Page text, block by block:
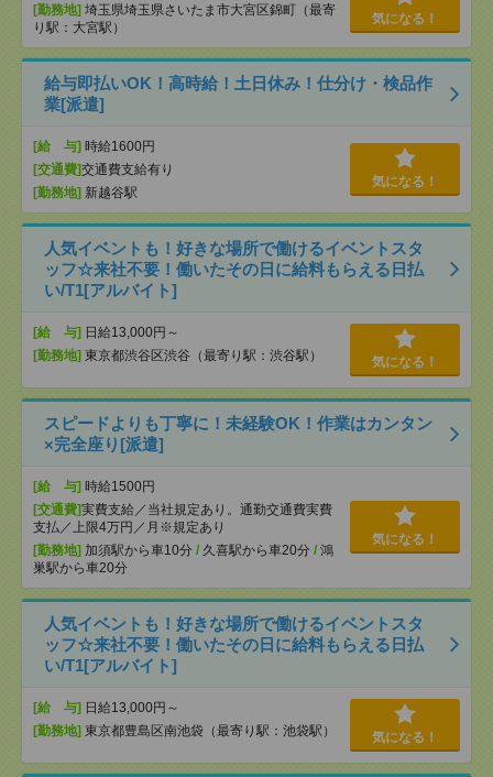
[勤務地] 埼玉県埼玉県さいたま市大宮区錦町（最寄
り駅：大宮駅）
気になる！
給与即払いOK！高時給！土日休み！仕分け・検品作
業[派遣]
[給 与] 時給1600円
[交通費]交通費支給有り
[勤務地] 新越谷駅
気になる！
人気イベントも！好きな場所で働けるイベントスタ
ッフ☆来社不要！働いたその日に給料もらえる日払
い/T1[アルバイト]
[給 与] 日給13,000円～
[勤務地] 東京都渋谷区渋谷（最寄り駅：渋谷駅） 気になる！
スピードよりも丁寧に！未経験OK！作業はカンタン
×完全座り[派遣]
[給 与] 時給1500円
[交通費]実費支給／当社規定あり。通勤交通費実費
支払／上限4万円／月※規定あり
[勤務地] 加須駅から車10分 / 久喜駅から車20分 / 鴻
巣駅から車20分
気になる！
人気イベントも！好きな場所で働けるイベントスタ
ッフ☆来社不要！働いたその日に給料もらえる日払
い/T1[アルバイト]
[給 与] 日給13,000円～
[勤務地] 東京都豊島区南池袋（最寄り駅：池袋駅） 気になる！